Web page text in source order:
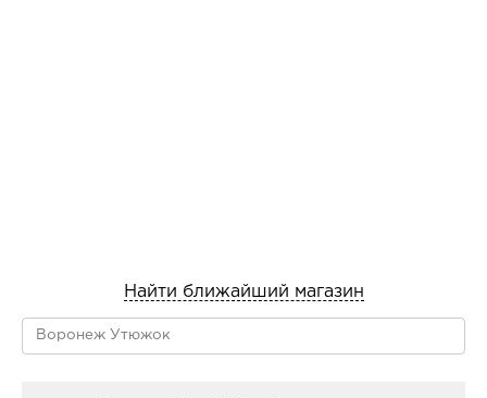
Найти ближайший магазин